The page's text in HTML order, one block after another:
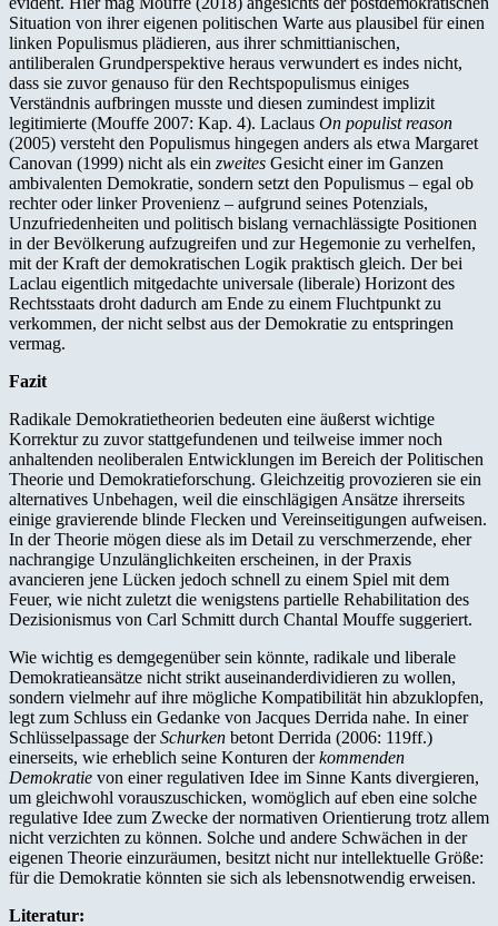
Situation von ihrer eigenen politischen Warte aus plausibel für einen
linken Populismus plädieren, aus ihrer schmittianischen,
antiliberalen Grundperspektive heraus verwundert es indes nicht,
dass sie zuvor genauso für den Rechtspopulismus einiges
Verständnis aufbringen musste und diesen zumindest implizit
legitimierte (Mouffe 2007: Kap. 4). Laclaus On populist reason
(2005) versteht den Populismus hingegen anders als etwa Margaret
Canovan (1999) nicht als ein zweites Gesicht einer im Ganzen
ambivalenten Demokratie, sondern setzt den Populismus – egal ob
rechter oder linker Provenienz – aufgrund seines Potenzials,
Unzufriedenheiten und politisch bislang vernachlässigte Positionen
in der Bevölkerung aufzugreifen und zur Hegemonie zu verhelfen,
mit der Kraft der demokratischen Logik praktisch gleich. Der bei
Laclau eigentlich mitgedachte universale (liberale) Horizont des
Rechtsstaats droht dadurch am Ende zu einem Fluchtpunkt zu
verkommen, der nicht selbst aus der Demokratie zu entspringen
vermag.
Fazit
Radikale Demokratietheorien bedeuten eine äußerst wichtige
Korrektur zu zuvor stattgefundenen und teilweise immer noch
anhaltenden neoliberalen Entwicklungen im Bereich der Politischen
Theorie und Demokratieforschung. Gleichzeitig provozieren sie ein
alternatives Unbehagen, weil die einschlägigen Ansätze ihrerseits
einige gravierende blinde Flecken und Vereinseitigungen aufweisen.
In der Theorie mögen diese als im Detail zu verschmerzende, eher
nachrangige Unzulänglichkeiten erscheinen, in der Praxis
avancieren jene Lücken jedoch schnell zu einem Spiel mit dem
Feuer, wie nicht zuletzt die wenigstens partielle Rehabilitation des
Dezisionismus von Carl Schmitt durch Chantal Mouffe suggeriert.
Wie wichtig es demgegenüber sein könnte, radikale und liberale
Demokratieansätze nicht strikt auseinanderdividieren zu wollen,
sondern vielmehr auf ihre mögliche Kompatibilität hin abzuklopfen,
legt zum Schluss ein Gedanke von Jacques Derrida nahe. In einer
Schlüsselpassage derSchurken betont Derrida (2006: 119ff.)
einerseits, wie erheblich seine Konturen derkommenden
Demokratie von einer regulativen Idee im Sinne Kants divergieren,
um gleichwohl vorauszuschicken, womöglich auf eben eine solche
regulative Idee zum Zwecke der normativen Orientierung trotz allem
nicht verzichten zu können. Solche und andere Schwächen in der
eigenen Theorie einzuräumen, besitzt nicht nur intellektuelle Größe:
für die Demokratie könnten sie sich als lebensnotwendig erweisen.
Literatur: